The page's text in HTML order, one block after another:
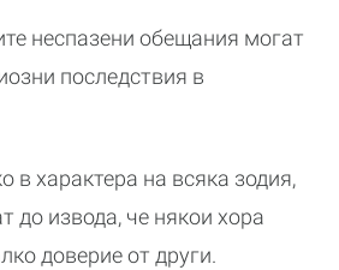
неспазени обещания могат
последствия в
в характера на всяка зодия,
до извода, че някои хора
доверие от други.